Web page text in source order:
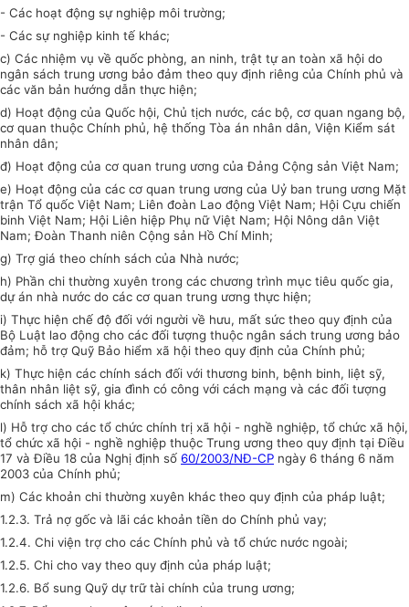
- Các hoạt động sự nghiệp môi trường;
- Các sự nghiệp kinh tế khác;
c) Các nhiệm vụ về quốc phòng, an ninh, trật tự an toàn xã hội do
ngân sách trung ương bảo đảm theo quy định riêng của Chính phủ và
các văn bản hướng dẫn thực hiện;
d) Hoạt động của Quốc hội, Chủ tịch nước, các bộ, cơ quan ngang bộ,
cơ quan thuộc Chính phủ, hệ thống Tòa án nhân dân, Viện Kiểm sát
nhân dân;
đ) Hoạt động của cơ quan trung ương của Đảng Cộng sản Việt Nam;
e) Hoạt động của các cơ quan trung ương của Uỷ ban trung ương Mặt
trận Tổ quốc Việt Nam; Liên đoàn Lao động Việt Nam; Hội Cựu chiến
binh Việt Nam; Hội Liên hiệp Phụ nữ Việt Nam; Hội Nông dân Việt
Nam; Đoàn Thanh niên Cộng sản Hồ Chí Minh;
g) Trợ giá theo chính sách của Nhà nước;
h) Phần chi thường xuyên trong các chương trình mục tiêu quốc gia,
dự án nhà nước do các cơ quan trung ương thực hiện;
i) Thực hiện chế độ đối với người về hưu, mất sức theo quy định của
Bộ Luật lao động cho các đối tượng thuộc ngân sách trung ương bảo
đảm; hỗ trợ Quỹ Bảo hiểm xã hội theo quy định của Chính phủ;
k) Thực hiện các chính sách đối với thương binh, bệnh binh, liệt sỹ,
thân nhân liệt sỹ, gia đình có công với cách mạng và các đối tượng
chính sách xã hội khác;
l) Hỗ trợ cho các tổ chức chính trị xã hội - nghề nghiệp, tổ chức xã hội,
tổ chức xã hội - nghề nghiệp thuộc Trung ương theo quy định tại Điều
17 và Điều 18 của Nghị định số 60/2003/NĐ-CP ngày 6 tháng 6 năm
2003 của Chính phủ;
m) Các khoản chi thường xuyên khác theo quy định của pháp luật;
1.2.3. Trả nợ gốc và lãi các khoản tiền do Chính phủ vay;
1.2.4. Chi viện trợ cho các Chính phủ và tổ chức nước ngoài;
1.2.5. Chi cho vay theo quy định của pháp luật;
1.2.6. Bổ sung Quỹ dự trữ tài chính của trung ương;